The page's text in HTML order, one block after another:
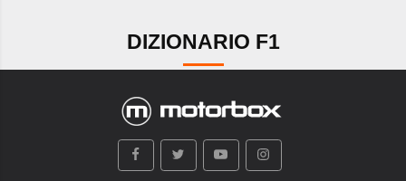
DIZIONARIO F1